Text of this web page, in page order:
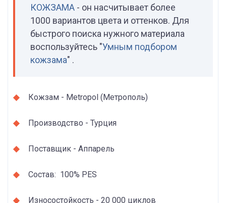
КОЖЗАМА - он насчитывает более
1000 вариантов цвета и оттенков. Для
быстрого поиска нужного материала
воспользуйтесь "Умным подбором
кожзама" .
Кожзам - Metropol (Метрополь)
Производство - Турция
Поставщик - Аппарель
Состав: 100% PES
Износостойкость - 20 000 циклов